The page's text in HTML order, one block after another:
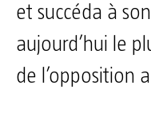
et succéda à
aujourd’hui le
de l’opposition